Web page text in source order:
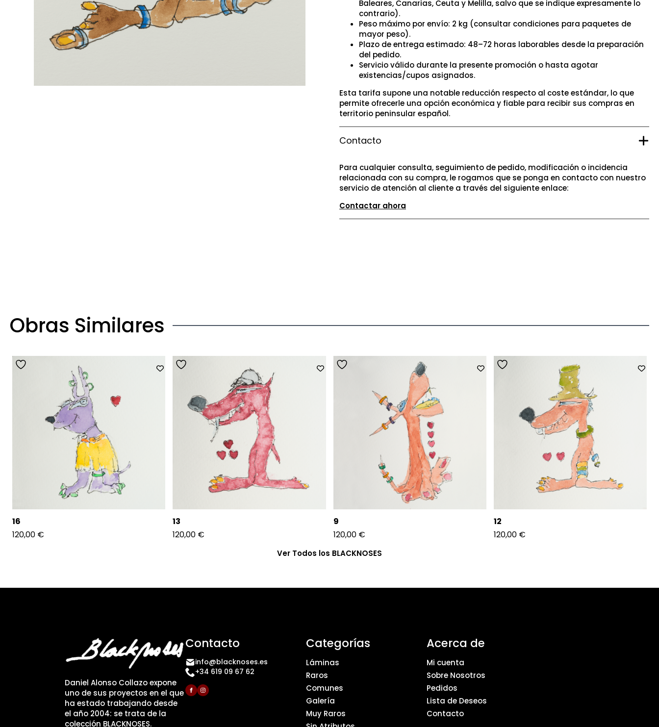
Baleares, Canarias, Ceuta y Melilla, salvo que se indique expresamente lo
contrario).
Peso máximo por envío: 2 kg (consultar condiciones para paquetes de
mayor peso).
Plazo de entrega estimado: 48–72 horas laborables desde la preparación
del pedido.
Servicio válido durante la presente promoción o hasta agotar
existencias/cupos asignados.
Esta tarifa supone una notable reducción respecto al coste estándar, lo que
permite ofrecerle una opción económica y fiable para recibir sus compras en
territorio peninsular español.
Contacto
Para cualquier consulta, seguimiento de pedido, modificación o incidencia
relacionada con su compra, le rogamos que se ponga en contacto con nuestro
servicio de atención al cliente a través del siguiente enlace:
Contactar ahora
Obras Similares
16
120,00 €
13
120,00 €
9
120,00 €
12
120,00 €
Ver Todos los BLACKNOSES
Daniel Alonso Collazo expone
uno de sus proyectos en el que
ha estado trabajando desde
el año 2004: se trata de la
colección BLACKNOSES.
Contacto
info@blacknoses.es
+34 619 09 67 62
Categorías
Láminas
Raros
Comunes
Galería
Muy Raros
Acerca de
Mi cuenta
Sobre Nosotros
Pedidos
Lista de Deseos
Contacto